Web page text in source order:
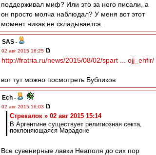
поддерживал миф? Или это за него писали, а
он просто молча наблюдал? У меня вот этот
момент никак не складывается.
SAS -
02 авг 2015 16:25
http://fratria.ru/news/2015/08/02/spart ... ojj_ehfir/
вот тут можно посмотреть Бубликов
Ech -
02 авг 2015 16:03
Стрекалок » 02 авг 2015 15:14
В Аргентине существует религиозная секта,
поклоняющаяся Марадоне
Все сувенирные лавки Неаполя до сих пор